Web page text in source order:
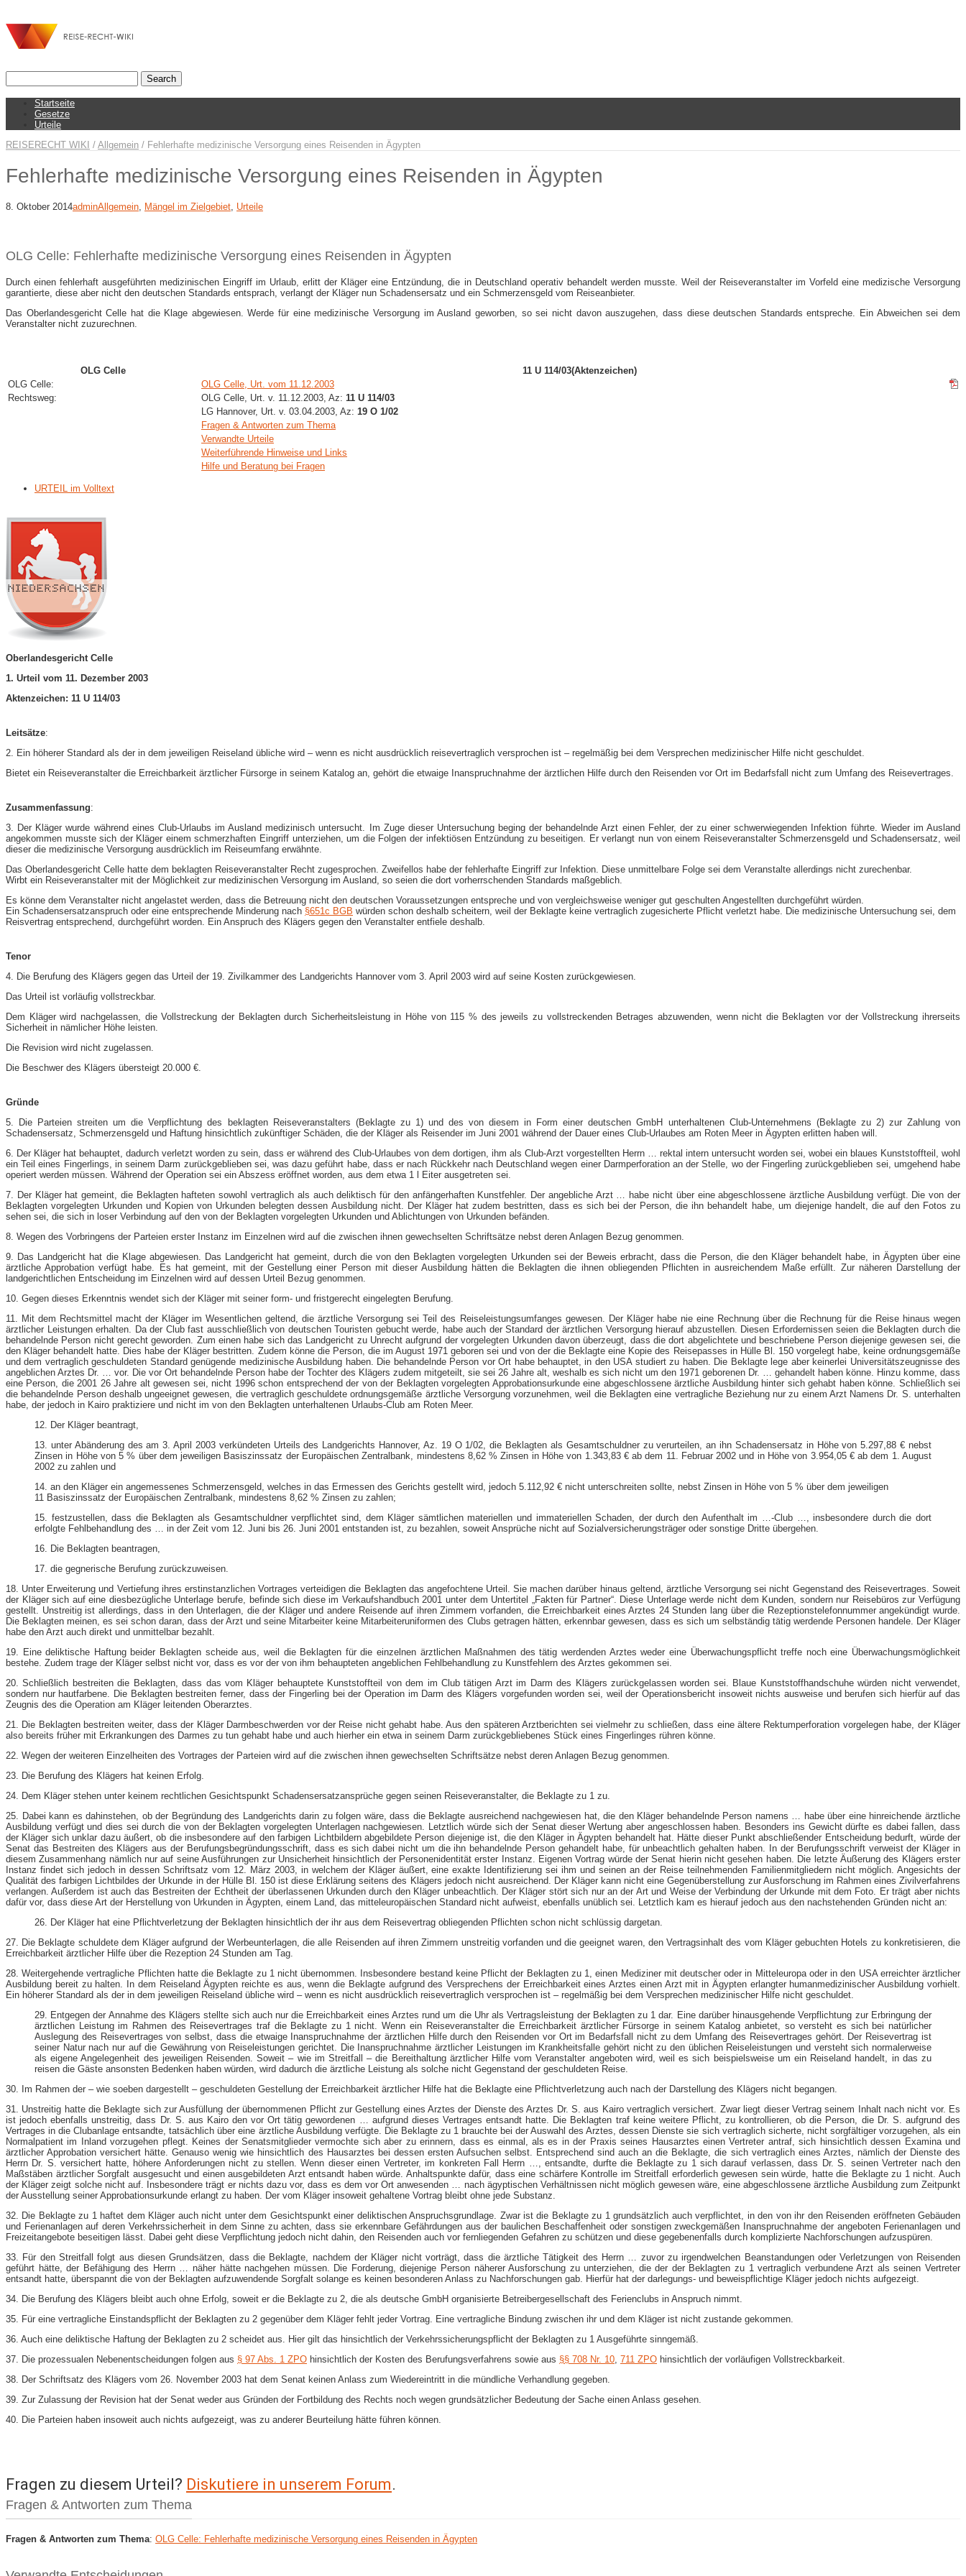
Startseite
Gesetze
Urteile
REISERECHT WIKI / Allgemein / Fehlerhafte medizinische Versorgung eines Reisenden in Ägypten
Fehlerhafte medizinische Versorgung eines Reisenden in Ägypten
8. Oktober 2014adminAllgemein Mängel im Zielgebiet Urteile
OLG Celle: Fehlerhafte medizinische Versorgung eines Reisenden in Ägypten
Durch einen fehlerhaft ausgeführten medizinischen Eingriff im Urlaub, erlitt der Kläger eine Entzündung, die in Deutschland operativ behandelt werden musste. Weil der Reiseveranstalter im Vorfeld eine medizische Versorgung
garantierte, diese aber nicht den deutschen Standards entsprach, verlangt der Kläger nun Schadensersatz und ein Schmerzensgeld vom Reiseanbieter.
Das Oberlandesgericht Celle hat die Klage abgewiesen. Werde für eine medizinische Versorgung im Ausland geworben, so sei nicht davon auszugehen, dass diese deutschen Standards entspreche. Ein Abweichen sei dem
Veranstalter nicht zuzurechnen.
OLG Celle
11 U 114/03(Aktenzeichen)
OLG Celle:
OLG Celle, Urt. vom 11.12.2003
Rechtsweg:
OLG Celle, Urt. v. 11.12.2003, Az: 11 U 114/03
LG Hannover, Urt. v. 03.04.2003, Az: 19 O 1/02
Fragen & Antworten zum Thema
Verwandte Urteile
Weiterführende Hinweise und Links
Hilfe und Beratung bei Fragen
URTEIL im Volltext
Oberlandesgericht Celle
1. Urteil vom 11. Dezember 2003
Aktenzeichen: 11 U 114/03
Leitsätze:
2. Ein höherer Standard als der in dem jeweiligen Reiseland übliche wird – wenn es nicht ausdrücklich reisevertraglich versprochen ist – regelmäßig bei dem Versprechen medizinischer Hilfe nicht geschuldet.
Bietet ein Reiseveranstalter die Erreichbarkeit ärztlicher Fürsorge in seinem Katalog an, gehört die etwaige Inanspruchnahme der ärztlichen Hilfe durch den Reisenden vor Ort im Bedarfsfall nicht zum Umfang des Reisevertrages.
Zusammenfassung:
3. Der Kläger wurde während eines Club-Urlaubs im Ausland medizinisch untersucht. Im Zuge dieser Untersuchung beging der behandelnde Arzt einen Fehler, der zu einer schwerwiegenden Infektion führte. Wieder im Ausland
angekommen musste sich der Kläger einem schmerzhaften Eingriff unterziehen, um die Folgen der infektiösen Entzündung zu beseitigen. Er verlangt nun von einem Reiseveranstalter Schmerzensgeld und Schadensersatz, weil
dieser die medizinische Versorgung ausdrücklich im Reiseumfang erwähnte.
Das Oberlandesgericht Celle hatte dem beklagten Reiseveranstalter Recht zugesprochen. Zweifellos habe der fehlerhafte Eingriff zur Infektion. Diese unmittelbare Folge sei dem Veranstalte allerdings nicht zurechenbar.
Wirbt ein Reiseveranstalter mit der Möglichkeit zur medizinischen Versorgung im Ausland, so seien die dort vorherrschenden Standards maßgeblich.
Es könne dem Veranstalter nicht angelastet werden, dass die Betreuung nicht den deutschen Voraussetzungen entspreche und von vergleichsweise weniger gut geschulten Angestellten durchgeführt würden.
Ein Schadensersatzanspruch oder eine entsprechende Minderung nach §651c BGB würden schon deshalb scheitern, weil der Beklagte keine vertraglich zugesicherte Pflicht verletzt habe. Die medizinische Untersuchung sei, dem
Reisvertrag entsprechend, durchgeführt worden. Ein Anspruch des Klägers gegen den Veranstalter entfiele deshalb.
Tenor
4. Die Berufung des Klägers gegen das Urteil der 19. Zivilkammer des Landgerichts Hannover vom 3. April 2003 wird auf seine Kosten zurückgewiesen.
Das Urteil ist vorläufig vollstreckbar.
Dem Kläger wird nachgelassen, die Vollstreckung der Beklagten durch Sicherheitsleistung in Höhe von 115 % des jeweils zu vollstreckenden Betrages abzuwenden, wenn nicht die Beklagten vor der Vollstreckung ihrerseits
Sicherheit in nämlicher Höhe leisten.
Die Revision wird nicht zugelassen.
Die Beschwer des Klägers übersteigt 20.000 €.
Gründe
5. Die Parteien streiten um die Verpflichtung des beklagten Reiseveranstalters (Beklagte zu 1) und des von diesem in Form einer deutschen GmbH unterhaltenen Club-Unternehmens (Beklagte zu 2) zur Zahlung von
Schadensersatz, Schmerzensgeld und Haftung hinsichtlich zukünftiger Schäden, die der Kläger als Reisender im Juni 2001 während der Dauer eines Club-Urlaubes am Roten Meer in Ägypten erlitten haben will.
6. Der Kläger hat behauptet, dadurch verletzt worden zu sein, dass er während des Club-Urlaubes von dem dortigen, ihm als Club-Arzt vorgestellten Herrn … rektal intern untersucht worden sei, wobei ein blaues Kunststoffteil, wohl
ein Teil eines Fingerlings, in seinem Darm zurückgeblieben sei, was dazu geführt habe, dass er nach Rückkehr nach Deutschland wegen einer Darmperforation an der Stelle, wo der Fingerling zurückgeblieben sei, umgehend habe
operiert werden müssen. Während der Operation sei ein Abszess eröffnet worden, aus dem etwa 1 l Eiter ausgetreten sei.
7. Der Kläger hat gemeint, die Beklagten hafteten sowohl vertraglich als auch deliktisch für den anfängerhaften Kunstfehler. Der angebliche Arzt … habe nicht über eine abgeschlossene ärztliche Ausbildung verfügt. Die von der
Beklagten vorgelegten Urkunden und Kopien von Urkunden belegten dessen Ausbildung nicht. Der Kläger hat zudem bestritten, dass es sich bei der Person, die ihn behandelt habe, um diejenige handelt, die auf den Fotos zu
sehen sei, die sich in loser Verbindung auf den von der Beklagten vorgelegten Urkunden und Ablichtungen von Urkunden befänden.
8. Wegen des Vorbringens der Parteien erster Instanz im Einzelnen wird auf die zwischen ihnen gewechselten Schriftsätze nebst deren Anlagen Bezug genommen.
9. Das Landgericht hat die Klage abgewiesen. Das Landgericht hat gemeint, durch die von den Beklagten vorgelegten Urkunden sei der Beweis erbracht, dass die Person, die den Kläger behandelt habe, in Ägypten über eine
ärztliche Approbation verfügt habe. Es hat gemeint, mit der Gestellung einer Person mit dieser Ausbildung hätten die Beklagten die ihnen obliegenden Pflichten in ausreichendem Maße erfüllt. Zur näheren Darstellung der
landgerichtlichen Entscheidung im Einzelnen wird auf dessen Urteil Bezug genommen.
10. Gegen dieses Erkenntnis wendet sich der Kläger mit seiner form- und fristgerecht eingelegten Berufung.
11. Mit dem Rechtsmittel macht der Kläger im Wesentlichen geltend, die ärztliche Versorgung sei Teil des Reiseleistungsumfanges gewesen. Der Kläger habe nie eine Rechnung über die Rechnung für die Reise hinaus wegen
ärztlicher Leistungen erhalten. Da der Club fast ausschließlich von deutschen Touristen gebucht werde, habe auch der Standard der ärztlichen Versorgung hierauf abzustellen. Diesen Erfordernissen seien die Beklagten durch die
behandelnde Person nicht gerecht geworden. Zum einen habe sich das Landgericht zu Unrecht aufgrund der vorgelegten Urkunden davon überzeugt, dass die dort abgelichtete und beschriebene Person diejenige gewesen sei, die
den Kläger behandelt hatte. Dies habe der Kläger bestritten. Zudem könne die Person, die im August 1971 geboren sei und von der die Beklagte eine Kopie des Reisepasses in Hülle Bl. 150 vorgelegt habe, keine ordnungsgemäße
und dem vertraglich geschuldeten Standard genügende medizinische Ausbildung haben. Die behandelnde Person vor Ort habe behauptet, in den USA studiert zu haben. Die Beklagte lege aber keinerlei Universitätszeugnisse des
angeblichen Arztes Dr. … vor. Die vor Ort behandelnde Person habe der Tochter des Klägers zudem mitgeteilt, sie sei 26 Jahre alt, weshalb es sich nicht um den 1971 geborenen Dr. … gehandelt haben könne. Hinzu komme, dass
eine Person, die 2001 26 Jahre alt gewesen sei, nicht 1996 schon entsprechend der von der Beklagten vorgelegten Approbationsurkunde eine abgeschlossene ärztliche Ausbildung hinter sich gehabt haben könne. Schließlich sei
die behandelnde Person deshalb ungeeignet gewesen, die vertraglich geschuldete ordnungsgemäße ärztliche Versorgung vorzunehmen, weil die Beklagten eine vertragliche Beziehung nur zu einem Arzt Namens Dr. S. unterhalten
habe, der jedoch in Kairo praktiziere und nicht im von den Beklagten unterhaltenen Urlaubs-Club am Roten Meer.
12. Der Kläger beantragt,
13. unter Abänderung des am 3. April 2003 verkündeten Urteils des Landgerichts Hannover, Az. 19 O 1/02, die Beklagten als Gesamtschuldner zu verurteilen, an ihn Schadensersatz in Höhe von 5.297,88 € nebst
Zinsen in Höhe von 5 % über dem jeweiligen Basiszinssatz der Europäischen Zentralbank, mindestens 8,62 % Zinsen in Höhe von 1.343,83 € ab dem 11. Februar 2002 und in Höhe von 3.954,05 € ab dem 1. August
2002 zu zahlen und
14. an den Kläger ein angemessenes Schmerzensgeld, welches in das Ermessen des Gerichts gestellt wird, jedoch 5.112,92 € nicht unterschreiten sollte, nebst Zinsen in Höhe von 5 % über dem jeweiligen
11 Basiszinssatz der Europäischen Zentralbank, mindestens 8,62 % Zinsen zu zahlen;
15. festzustellen, dass die Beklagten als Gesamtschuldner verpflichtet sind, dem Kläger sämtlichen materiellen und immateriellen Schaden, der durch den Aufenthalt im …-Club …, insbesondere durch die dort
erfolgte Fehlbehandlung des … in der Zeit vom 12. Juni bis 26. Juni 2001 entstanden ist, zu bezahlen, soweit Ansprüche nicht auf Sozialversicherungsträger oder sonstige Dritte übergehen.
16. Die Beklagten beantragen,
17. die gegnerische Berufung zurückzuweisen.
18. Unter Erweiterung und Vertiefung ihres erstinstanzlichen Vortrages verteidigen die Beklagten das angefochtene Urteil. Sie machen darüber hinaus geltend, ärztliche Versorgung sei nicht Gegenstand des Reisevertrages. Soweit
der Kläger sich auf eine diesbezügliche Unterlage berufe, befinde sich diese im Verkaufshandbuch 2001 unter dem Untertitel „Fakten für Partner“. Diese Unterlage werde nicht dem Kunden, sondern nur Reisebüros zur Verfügung
gestellt. Unstreitig ist allerdings, dass in den Unterlagen, die der Kläger und andere Reisende auf ihren Zimmern vorfanden, die Erreichbarkeit eines Arztes 24 Stunden lang über die Rezeptionstelefonnummer angekündigt wurde.
Die Beklagten meinen, es sei schon daran, dass der Arzt und seine Mitarbeiter keine Mitarbeiteruniformen des Clubs getragen hätten, erkennbar gewesen, dass es sich um selbständig tätig werdende Personen handele. Der Kläger
habe den Arzt auch direkt und unmittelbar bezahlt.
19. Eine deliktische Haftung beider Beklagten scheide aus, weil die Beklagten für die einzelnen ärztlichen Maßnahmen des tätig werdenden Arztes weder eine Überwachungspflicht treffe noch eine Überwachungsmöglichkeit
bestehe. Zudem trage der Kläger selbst nicht vor, dass es vor der von ihm behaupteten angeblichen Fehlbehandlung zu Kunstfehlern des Arztes gekommen sei.
20. Schließlich bestreiten die Beklagten, dass das vom Kläger behauptete Kunststoffteil von dem im Club tätigen Arzt im Darm des Klägers zurückgelassen worden sei. Blaue Kunststoffhandschuhe würden nicht verwendet,
sondern nur hautfarbene. Die Beklagten bestreiten ferner, dass der Fingerling bei der Operation im Darm des Klägers vorgefunden worden sei, weil der Operationsbericht insoweit nichts ausweise und berufen sich hierfür auf das
Zeugnis des die Operation am Kläger leitenden Oberarztes.
21. Die Beklagten bestreiten weiter, dass der Kläger Darmbeschwerden vor der Reise nicht gehabt habe. Aus den späteren Arztberichten sei vielmehr zu schließen, dass eine ältere Rektumperforation vorgelegen habe, der Kläger
also bereits früher mit Erkrankungen des Darmes zu tun gehabt habe und auch hierher ein etwa in seinem Darm zurückgebliebenes Stück eines Fingerlinges rühren könne.
22. Wegen der weiteren Einzelheiten des Vortrages der Parteien wird auf die zwischen ihnen gewechselten Schriftsätze nebst deren Anlagen Bezug genommen.
23. Die Berufung des Klägers hat keinen Erfolg.
24. Dem Kläger stehen unter keinem rechtlichen Gesichtspunkt Schadensersatzansprüche gegen seinen Reiseveranstalter, die Beklagte zu 1 zu.
25. Dabei kann es dahinstehen, ob der Begründung des Landgerichts darin zu folgen wäre, dass die Beklagte ausreichend nachgewiesen hat, die den Kläger behandelnde Person namens … habe über eine hinreichende ärztliche
Ausbildung verfügt und dies sei durch die von der Beklagten vorgelegten Unterlagen nachgewiesen. Letztlich würde sich der Senat dieser Wertung aber angeschlossen haben. Besonders ins Gewicht dürfte es dabei fallen, dass
der Kläger sich unklar dazu äußert, ob die insbesondere auf den farbigen Lichtbildern abgebildete Person diejenige ist, die den Kläger in Ägypten behandelt hat. Hätte dieser Punkt abschließender Entscheidung bedurft, würde der
Senat das Bestreiten des Klägers aus der Berufungsbegründungsschrift, dass es sich dabei nicht um die ihn behandelnde Person gehandelt habe, für unbeachtlich gehalten haben. In der Berufungsschrift verweist der Kläger in
diesem Zusammenhang nämlich nur auf seine Ausführungen zur Unsicherheit hinsichtlich der Personenidentität erster Instanz. Eigenen Vortrag würde der Senat hierin nicht gesehen haben. Die letzte Äußerung des Klägers erster
Instanz findet sich jedoch in dessen Schriftsatz vom 12. März 2003, in welchem der Kläger äußert, eine exakte Identifizierung sei ihm und seinen an der Reise teilnehmenden Familienmitgliedern nicht möglich. Angesichts der
Qualität des farbigen Lichtbildes der Urkunde in der Hülle Bl. 150 ist diese Erklärung seitens des Klägers jedoch nicht ausreichend. Der Kläger kann nicht eine Gegenüberstellung zur Ausforschung im Rahmen eines Zivilverfahrens
verlangen. Außerdem ist auch das Bestreiten der Echtheit der überlassenen Urkunden durch den Kläger unbeachtlich. Der Kläger stört sich nur an der Art und Weise der Verbindung der Urkunde mit dem Foto. Er trägt aber nichts
dafür vor, dass diese Art der Herstellung von Urkunden in Ägypten, einem Land, das mitteleuropäischen Standard nicht aufweist, ebenfalls unüblich sei. Letztlich kam es hierauf jedoch aus den nachstehenden Gründen nicht an:
26. Der Kläger hat eine Pflichtverletzung der Beklagten hinsichtlich der ihr aus dem Reisevertrag obliegenden Pflichten schon nicht schlüssig dargetan.
27. Die Beklagte schuldete dem Kläger aufgrund der Werbeunterlagen, die alle Reisenden auf ihren Zimmern unstreitig vorfanden und die geeignet waren, den Vertragsinhalt des vom Kläger gebuchten Hotels zu konkretisieren, die
Erreichbarkeit ärztlicher Hilfe über die Rezeption 24 Stunden am Tag.
28. Weitergehende vertragliche Pflichten hatte die Beklagte zu 1 nicht übernommen. Insbesondere bestand keine Pflicht der Beklagten zu 1, einen Mediziner mit deutscher oder in Mitteleuropa oder in den USA erreichter ärztlicher
Ausbildung bereit zu halten. In dem Reiseland Ägypten reichte es aus, wenn die Beklagte aufgrund des Versprechens der Erreichbarkeit eines Arztes einen Arzt mit in Ägypten erlangter humanmedizinischer Ausbildung vorhielt.
Ein höherer Standard als der in dem jeweiligen Reiseland übliche wird – wenn es nicht ausdrücklich reisevertraglich versprochen ist – regelmäßig bei dem Versprechen medizinischer Hilfe nicht geschuldet.
29. Entgegen der Annahme des Klägers stellte sich auch nur die Erreichbarkeit eines Arztes rund um die Uhr als Vertragsleistung der Beklagten zu 1 dar. Eine darüber hinausgehende Verpflichtung zur Erbringung der
ärztlichen Leistung im Rahmen des Reisevertrages traf die Beklagte zu 1 nicht. Wenn ein Reiseveranstalter die Erreichbarkeit ärztlicher Fürsorge in seinem Katalog anbietet, so versteht es sich bei natürlicher
Auslegung des Reisevertrages von selbst, dass die etwaige Inanspruchnahme der ärztlichen Hilfe durch den Reisenden vor Ort im Bedarfsfall nicht zu dem Umfang des Reisevertrages gehört. Der Reisevertrag ist
seiner Natur nach nur auf die Gewährung von Reiseleistungen gerichtet. Die Inanspruchnahme ärztlicher Leistungen im Krankheitsfalle gehört nicht zu den üblichen Reiseleistungen und versteht sich normalerweise
als eigene Angelegenheit des jeweiligen Reisenden. Soweit – wie im Streitfall – die Bereithaltung ärztlicher Hilfe vom Veranstalter angeboten wird, weil es sich beispielsweise um ein Reiseland handelt, in das zu
reisen die Gäste ansonsten Bedenken haben würden, wird dadurch die ärztliche Leistung als solche nicht Gegenstand der geschuldeten Reise.
30. Im Rahmen der – wie soeben dargestellt – geschuldeten Gestellung der Erreichbarkeit ärztlicher Hilfe hat die Beklagte eine Pflichtverletzung auch nach der Darstellung des Klägers nicht begangen.
31. Unstreitig hatte die Beklagte sich zur Ausfüllung der übernommenen Pflicht zur Gestellung eines Arztes der Dienste des Arztes Dr. S. aus Kairo vertraglich versichert. Zwar liegt dieser Vertrag seinem Inhalt nach nicht vor. Es
ist jedoch ebenfalls unstreitig, dass Dr. S. aus Kairo den vor Ort tätig gewordenen … aufgrund dieses Vertrages entsandt hatte. Die Beklagten traf keine weitere Pflicht, zu kontrollieren, ob die Person, die Dr. S. aufgrund des
Vertrages in die Clubanlage entsandte, tatsächlich über eine ärztliche Ausbildung verfügte. Die Beklagte zu 1 brauchte bei der Auswahl des Arztes, dessen Dienste sie sich vertraglich sicherte, nicht sorgfältiger vorzugehen, als ein
Normalpatient im Inland vorzugehen pflegt. Keines der Senatsmitglieder vermochte sich aber zu erinnern, dass es einmal, als es in der Praxis seines Hausarztes einen Vertreter antraf, sich hinsichtlich dessen Examina und
ärztlicher Approbation versichert hätte. Genauso wenig wie hinsichtlich des Hausarztes bei dessen ersten Aufsuchen selbst. Entsprechend sind auch an die Beklagte, die sich vertraglich eines Arztes, nämlich der Dienste des
Herrn Dr. S. versichert hatte, höhere Anforderungen nicht zu stellen. Wenn dieser einen Vertreter, im konkreten Fall Herrn …, entsandte, durfte die Beklagte zu 1 sich darauf verlassen, dass Dr. S. seinen Vertreter nach den
Maßstäben ärztlicher Sorgfalt ausgesucht und einen ausgebildeten Arzt entsandt haben würde. Anhaltspunkte dafür, dass eine schärfere Kontrolle im Streitfall erforderlich gewesen sein würde, hatte die Beklagte zu 1 nicht. Auch
der Kläger zeigt solche nicht auf. Insbesondere trägt er nichts dazu vor, dass es dem vor Ort anwesenden … nach ägyptischen Verhältnissen nicht möglich gewesen wäre, eine abgeschlossene ärztliche Ausbildung zum Zeitpunkt
der Ausstellung seiner Approbationsurkunde erlangt zu haben. Der vom Kläger insoweit gehaltene Vortrag bleibt ohne jede Substanz.
32. Die Beklagte zu 1 haftet dem Kläger auch nicht unter dem Gesichtspunkt einer deliktischen Anspruchsgrundlage. Zwar ist die Beklagte zu 1 grundsätzlich auch verpflichtet, in den von ihr den Reisenden eröffneten Gebäuden
und Ferienanlagen auf deren Verkehrssicherheit in dem Sinne zu achten, dass sie erkennbare Gefährdungen aus der baulichen Beschaffenheit oder sonstigen zweckgemäßen Inanspruchnahme der angeboten Ferienanlagen und
Freizeitangebote beseitigen lässt. Dabei geht diese Verpflichtung jedoch nicht dahin, den Reisenden auch vor fernliegenden Gefahren zu schützen und diese gegebenenfalls durch komplizierte Nachforschungen aufzuspüren.
33. Für den Streitfall folgt aus diesen Grundsätzen, dass die Beklagte, nachdem der Kläger nicht vorträgt, dass die ärztliche Tätigkeit des Herrn … zuvor zu irgendwelchen Beanstandungen oder Verletzungen von Reisenden
geführt hätte, der Befähigung des Herrn … näher hätte nachgehen müssen. Die Forderung, diejenige Person näherer Ausforschung zu unterziehen, die der der Beklagten zu 1 vertraglich verbundene Arzt als seinen Vertreter
entsandt hatte, überspannt die von der Beklagten aufzuwendende Sorgfalt solange es keinen besonderen Anlass zu Nachforschungen gab. Hierfür hat der darlegungs- und beweispflichtige Kläger jedoch nichts aufgezeigt.
34. Die Berufung des Klägers bleibt auch ohne Erfolg, soweit er die Beklagte zu 2, die als deutsche GmbH organisierte Betreibergesellschaft des Ferienclubs in Anspruch nimmt.
35. Für eine vertragliche Einstandspflicht der Beklagten zu 2 gegenüber dem Kläger fehlt jeder Vortrag. Eine vertragliche Bindung zwischen ihr und dem Kläger ist nicht zustande gekommen.
36. Auch eine deliktische Haftung der Beklagten zu 2 scheidet aus. Hier gilt das hinsichtlich der Verkehrssicherungspflicht der Beklagten zu 1 Ausgeführte sinngemäß.
37. Die prozessualen Nebenentscheidungen folgen aus § 97 Abs. 1 ZPO hinsichtlich der Kosten des Berufungsverfahrens sowie aus §§ 708 Nr. 10 711 ZPO hinsichtlich der vorläufigen Vollstreckbarkeit.
38. Der Schriftsatz des Klägers vom 26. November 2003 hat dem Senat keinen Anlass zum Wiedereintritt in die mündliche Verhandlung gegeben.
39. Zur Zulassung der Revision hat der Senat weder aus Gründen der Fortbildung des Rechts noch wegen grundsätzlicher Bedeutung der Sache einen Anlass gesehen.
40. Die Parteien haben insoweit auch nichts aufgezeigt, was zu anderer Beurteilung hätte führen können.
Fragen zu diesem Urteil? Diskutiere in unserem Forum.
Fragen & Antworten zum Thema
Fragen & Antworten zum Thema: OLG Celle: Fehlerhafte medizinische Versorgung eines Reisenden in Ägypten